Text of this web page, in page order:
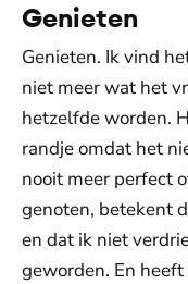
Genieten
Genieten. Ik vind
niet meer wat het
hetzelfde worden.
randje omdat het
nooit meer perfect
genoten, betekent
en dat ik niet
geworden. En